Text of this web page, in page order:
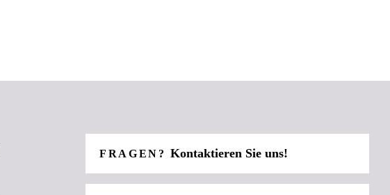
FRAGEN?Kontaktieren Sie uns!